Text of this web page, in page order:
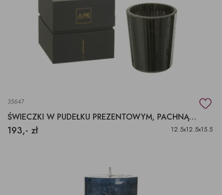
35647
ŚWIECZKI W PUDEŁKU PREZENTOWYM, PACHNĄCE PREZENTY
193,- zł 12.5x12.5x15.5